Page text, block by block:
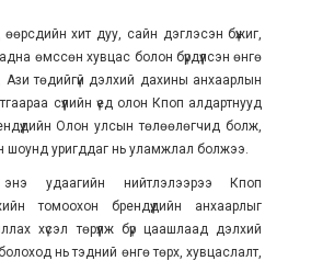
өөрсдийн хит дуу, сайн дэглэсэн бүжиг,
өмссөн хувцас болон бүрдүүлсэн өнгө
Ази төдийгүй дэлхий дахины анхаарлын
сүүлийн үед олон Кпоп алдартнууд
Олон улсын төлөөлөгчид болж,
шоунд уригддаг нь уламжлал болжээ.
удаагийн нийтлэлээрээ Кпоп
томоохон брендүүдийн анхаарлыг
хүсэл төрүүлж бүр цаашлаад дэлхий
нь тэдний өнгө төрх, хувцаслалт,